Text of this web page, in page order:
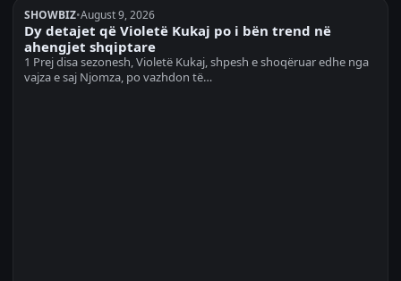
SHOWBIZ•August 9, 2026
Dy detajet që Violetë Kukaj po i bën trend në
ahengjet shqiptare
1 Prej disa sezonesh, Violetë Kukaj, shpesh e shoqëruar edhe nga
vajza e saj Njomza, po vazhdon të…